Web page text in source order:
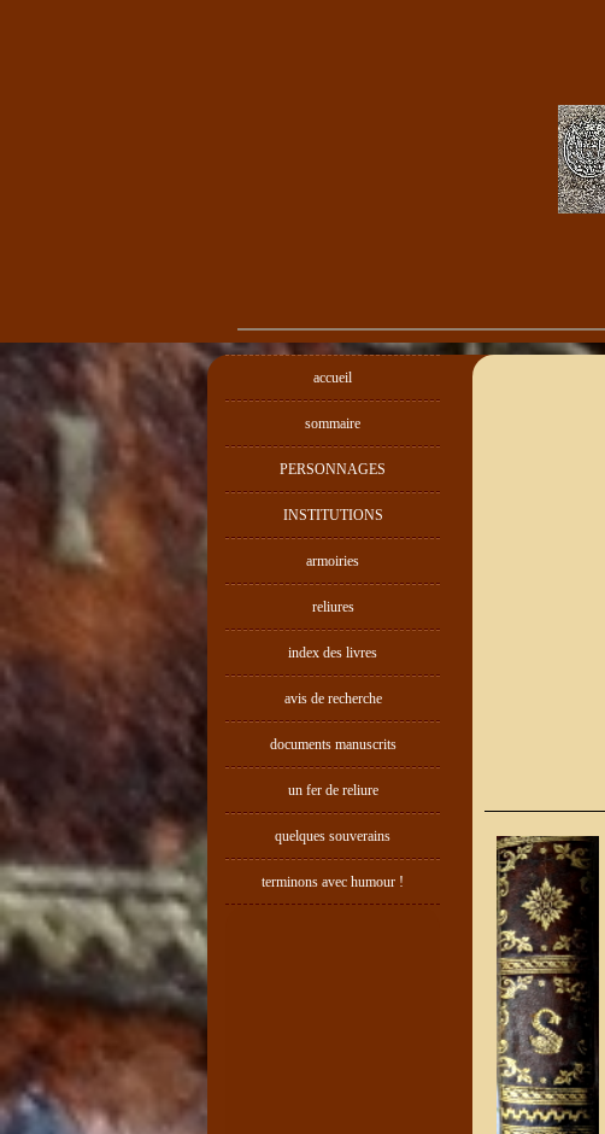
accueil
sommaire
PERSONNAGES
INSTITUTIONS
armoiries
reliures
index des livres
avis de recherche
documents manuscrits
un fer de reliure
quelques souverains
terminons avec humour !